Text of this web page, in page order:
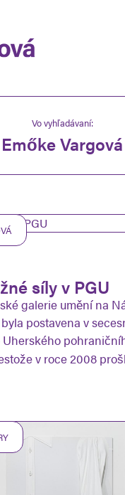
Vo vyhľadávaní:
Emőke Vargová
síly v PGU
galerie umění na
postavena v
Uherského
v roce 2008